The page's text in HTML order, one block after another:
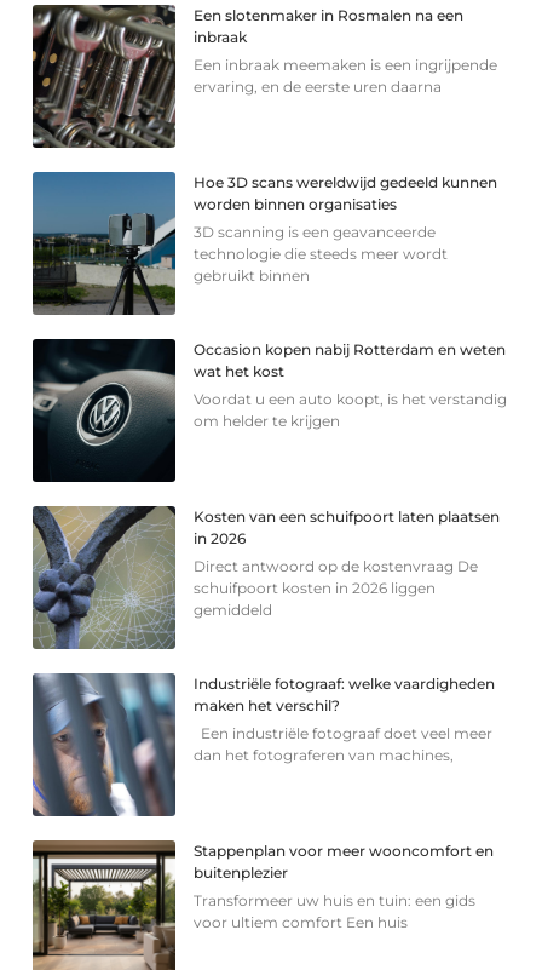
Een slotenmaker in Rosmalen na een
inbraak
Een inbraak meemaken is een ingrijpende
ervaring, en de eerste uren daarna
Hoe 3D scans wereldwijd gedeeld kunnen
worden binnen organisaties
3D scanning is een geavanceerde
technologie die steeds meer wordt
gebruikt binnen
Occasion kopen nabij Rotterdam en weten
wat het kost
Voordat u een auto koopt, is het verstandig
om helder te krijgen
Kosten van een schuifpoort laten plaatsen
in 2026
Direct antwoord op de kostenvraag De
schuifpoort kosten in 2026 liggen
gemiddeld
Industriële fotograaf: welke vaardigheden
maken het verschil?
Een industriële fotograaf doet veel meer
dan het fotograferen van machines,
Stappenplan voor meer wooncomfort en
buitenplezier
Transformeer uw huis en tuin: een gids
voor ultiem comfort Een huis